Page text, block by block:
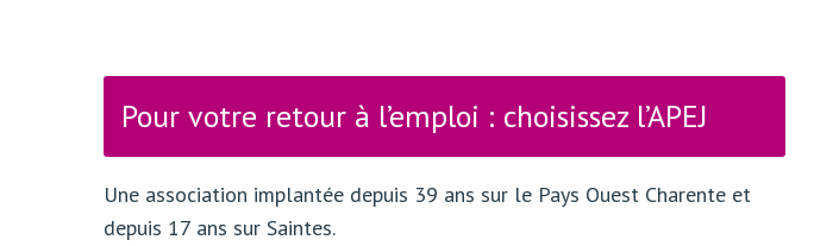
Pour votre retour à l’emploi : choisissez l’APEJ
Une association implantée depuis 39 ans sur le Pays Ouest Charente et
depuis 17 ans sur Saintes.